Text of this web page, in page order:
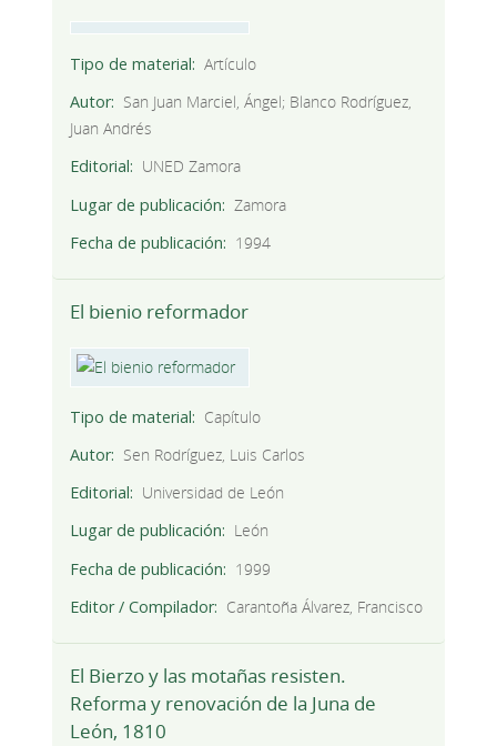
Tipo de material
Artículo
Autor
San Juan Marciel, Ángel; Blanco Rodríguez,
Juan Andrés
Editorial
UNED Zamora
Lugar de publicación
Zamora
Fecha de publicación
1994
El bienio reformador
Tipo de material
Capítulo
Autor
Sen Rodríguez, Luis Carlos
Editorial
Universidad de León
Lugar de publicación
León
Fecha de publicación
1999
Editor / Compilador
Carantoña Álvarez, Francisco
El Bierzo y las motañas resisten.
Reforma y renovación de la Juna de
León, 1810